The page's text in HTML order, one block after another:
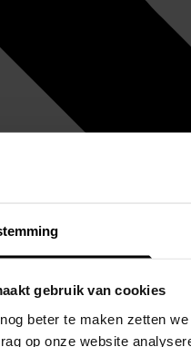
gebruik van cookies
beter te maken zetten
op onze website